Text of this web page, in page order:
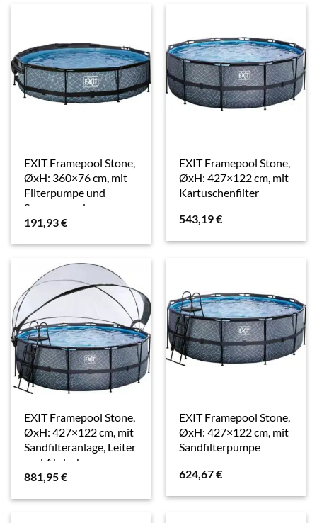
EXIT Framepool Stone,
ØxH: 360×76 cm, mit
Filterpumpe und
Sonnensegel
191,93€
EXIT Framepool Stone,
ØxH: 427×122 cm, mit
Kartuschenfilter
543,19€
EXIT Framepool Stone,
ØxH: 427×122 cm, mit
Sandfilteranlage, Leiter
und Abdeckung
881,95€
EXIT Framepool Stone,
ØxH: 427×122 cm, mit
Sandfilterpumpe
624,67€